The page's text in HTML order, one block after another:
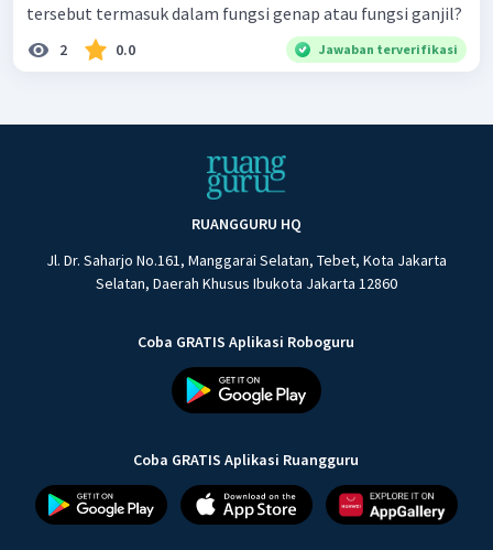
tersebut termasuk dalam fungsi genap atau fungsi ganjil?
2 0.0 Jawaban terverifikasi
RUANGGURU HQ
Jl. Dr. Saharjo No.161, Manggarai Selatan, Tebet, Kota Jakarta
Selatan, Daerah Khusus Ibukota Jakarta 12860
Coba GRATIS Aplikasi Roboguru
Coba GRATIS Aplikasi Ruangguru